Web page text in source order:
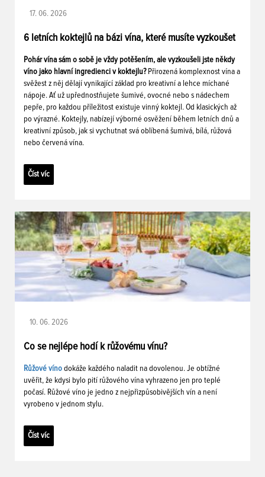
17. 06. 2026
6 letních koktejlů na bázi vína, které musíte vyzkoušet
Pohár vína sám o sobě je vždy potěšením, ale vyzkoušeli jste někdy
víno jako hlavní ingredienci v koktejlu? Přirozená komplexnost vína a
svěžest z něj dělají vynikající základ pro kreativní a lehce míchané
nápoje. Ať už upřednostňujete šumivé, ovocné nebo s nádechem
pepře, pro každou příležitost existuje vinný koktejl. Od klasických až
po výrazné. Koktejly, nabízejí výborné osvěžení během letních dnů a
kreativní způsob, jak si vychutnat svá oblíbená šumivá, bílá, růžová
nebo červená vína.
Číst víc
10. 06. 2026
Co se nejlépe hodí k růžovému vínu?
Růžové víno dokáže každého naladit na dovolenou. Je obtížné
uvěřit, že kdysi bylo pití růžového vína vyhrazeno jen pro teplé
počasí. Růžové víno je jedno z nejpřizpůsobivějších vín a není
vyrobeno v jednom stylu.
Číst víc